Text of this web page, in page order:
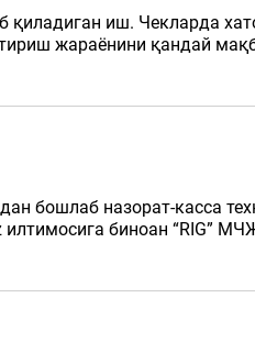
қиладиган иш. Чекларда
жараёнини қандай
бошлаб назорат-касса
биноан “RIG”